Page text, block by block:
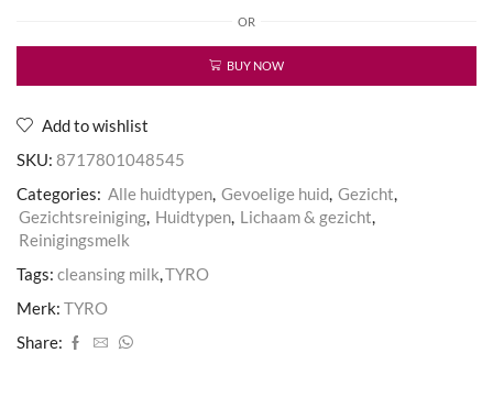
Milk
OR
BUY NOW
Add to wishlist
SKU: 8717801048545
Categories: Alle huidtypen, Gevoelige huid, Gezicht,
Gezichtsreiniging, Huidtypen, Lichaam & gezicht,
Reinigingsmelk
Tags: cleansing milk,TYRO
Merk: TYRO
Share: